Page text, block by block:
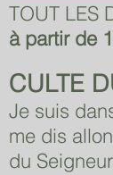
TOUT LES
à partir de
CULTE
Je suis
me dis
du